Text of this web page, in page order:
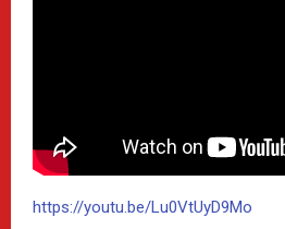
https://youtu.be/Lu0VtUyD9Mo